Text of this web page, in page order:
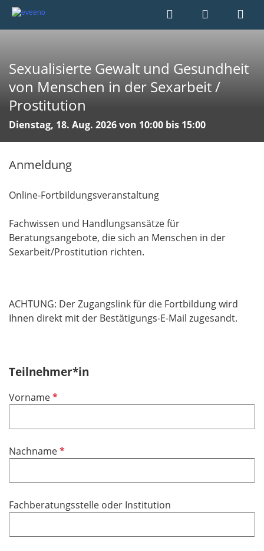
Sexualisierte Gewalt und Gesundheit
von Menschen in der Sexarbeit /
Prostitution
Dienstag, 18. Aug. 2026 von 10:00 bis 15:00
Anmeldung
Online-Fortbildungsveranstaltung
Fachwissen und Handlungsansätze für
Beratungsangebote, die sich an Menschen in der
Sexarbeit/Prostitution richten.
ACHTUNG: Der Zugangslink für die Fortbildung wird
Ihnen direkt mit der Bestätigungs-E-Mail zugesandt.
Teilnehmer*in
VornameP
c
t
e
d
NachnameP
c
t
Fachberatungsstelle oder Institution